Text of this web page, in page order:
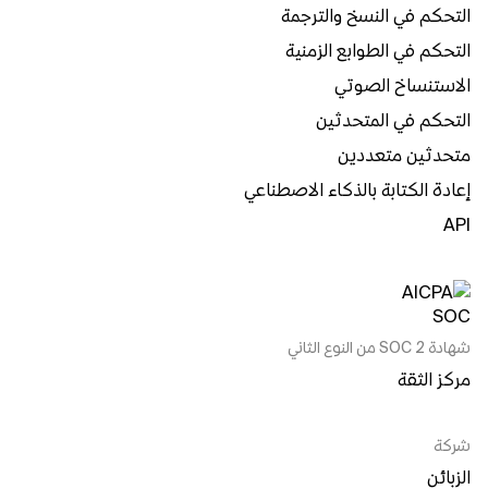
التحكم في النسخ والترجمة
التحكم في الطوابع الزمنية
الاستنساخ الصوتي
التحكم في المتحدثين
متحدثين متعددين
إعادة الكتابة بالذكاء الاصطناعي
API
شهادة SOC 2 من النوع الثاني
مركز الثقة
شركة
الزبائن